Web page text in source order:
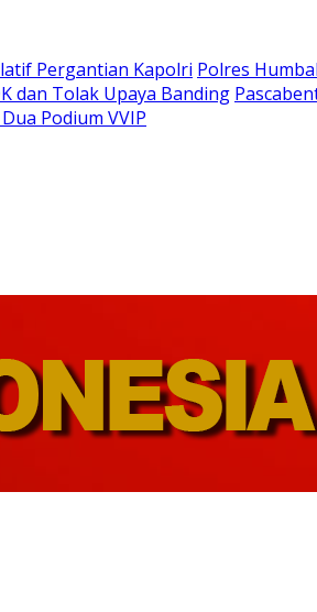
Pergantian Kapolri Polres
dan Tolak Upaya Banding
Podium VVIP